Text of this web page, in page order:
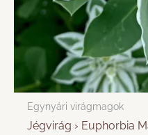
Egynyári virágmagok
Jégvirág › Euphorbia